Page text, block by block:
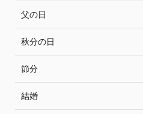
父の日
秋分の日
節分
結婚